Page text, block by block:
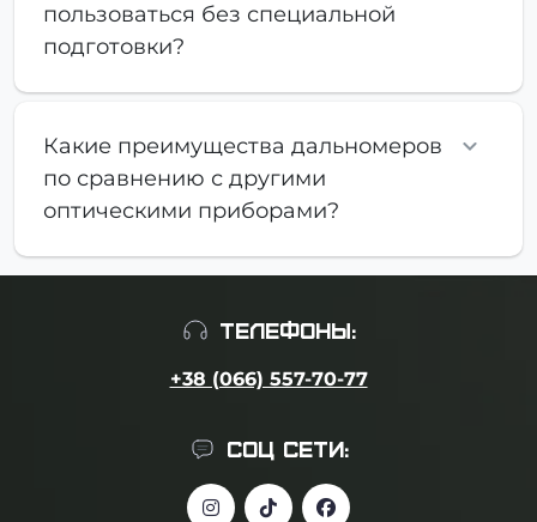
пользоваться без специальной
подготовки?
Какие преимущества дальномеров
по сравнению с другими
оптическими приборами?
ТЕЛЕФОНЫ:
+38 (066) 557-70-77
СОЦ СЕТИ: